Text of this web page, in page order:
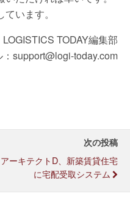
います。
LOGISTICS TODAY編集部
：support@logi-today.com
次の投稿
アーキテクトD、新築賃貸住宅
に宅配受取システム